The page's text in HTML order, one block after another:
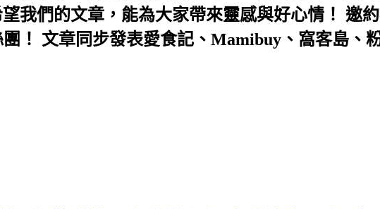
我們的文章，能為大家帶來靈感與好心情！ 邀約
團！ 文章同步發表愛食記、Mamibuy、窩客島